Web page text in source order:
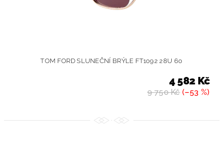
TOM FORD SLUNEČNÍ BRÝLE FT1092 28U 60
9 750 Kč(–53 %)
4 582 Kč